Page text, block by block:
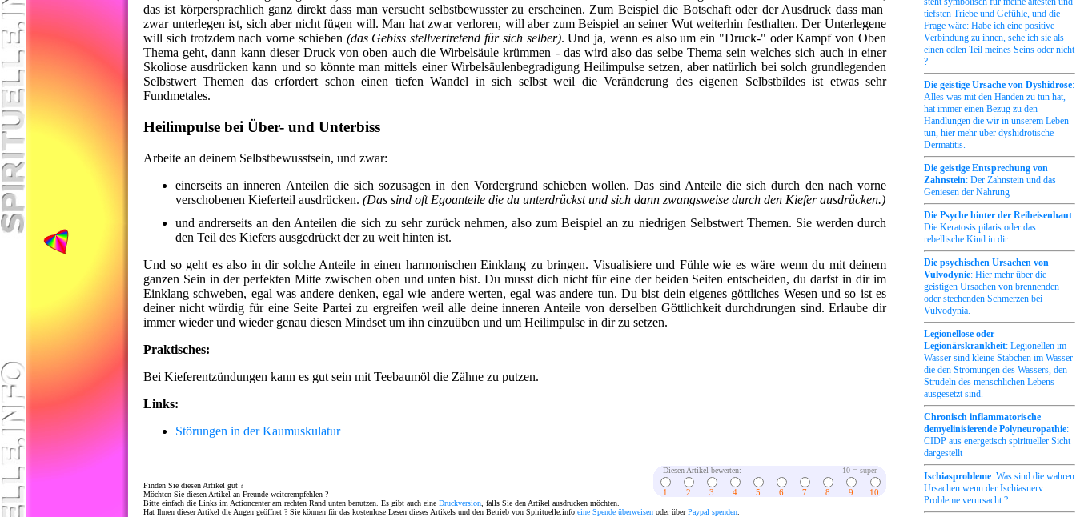
das ist körpersprachlich ganz direkt dass man versucht selbstbewusster zu erscheinen. Zum Beispiel die Botschaft oder der Ausdruck dass man
zwar unterlegen ist, sich aber nicht fügen will. Man hat zwar verloren, will aber zum Beispiel an seiner Wut weiterhin festhalten. Der Unterlegene
will sich trotzdem nach vorne schieben (das Gebiss stellvertretend für sich selber). Und ja, wenn es also um ein "Druck-" oder Kampf von Oben
Thema geht, dann kann dieser Druck von oben auch die Wirbelsäule krümmen - das wird also das selbe Thema sein welches sich auch in einer
Skoliose ausdrücken kann und so könnte man mittels einer Wirbelsäulenbegradigung Heilimpulse setzen, aber natürlich bei solch grundlegenden
Selbstwert Themen das erfordert schon einen tiefen Wandel in sich selbst weil die Veränderung des eigenen Selbstbildes ist etwas sehr
Fundmetales.
Heilimpulse bei Über- und Unterbiss
Arbeite an deinem Selbstbewusstsein, und zwar:
einerseits an inneren Anteilen die sich sozusagen in den Vordergrund schieben wollen. Das sind Anteile die sich durch den nach vorne
verschobenen Kieferteil ausdrücken. (Das sind oft Egoanteile die du unterdrückst und sich dann zwangsweise durch den Kiefer ausdrücken.)
und andrerseits an den Anteilen die sich zu sehr zurück nehmen, also zum Beispiel an zu niedrigen Selbstwert Themen. Sie werden durch
den Teil des Kiefers ausgedrückt der zu weit hinten ist.
Und so geht es also in dir solche Anteile in einen harmonischen Einklang zu bringen. Visualisiere und Fühle wie es wäre wenn du mit deinem
ganzen Sein in der perfekten Mitte zwischen oben und unten bist. Du musst dich nicht für eine der beiden Seiten entscheiden, du darfst in dir im
Einklang schweben, egal was andere denken, egal wie andere werten, egal was andere tun. Du bist dein eigenes göttliches Wesen und so ist es
deiner nicht würdig für eine Seite Partei zu ergreifen weil alle deine inneren Anteile von derselben Göttlichkeit durchdrungen sind. Erlaube dir
immer wieder und wieder genau diesen Mindset um ihn einzuüben und um Heilimpulse in dir zu setzen.
Praktisches:
Bei Kieferentzündungen kann es gut sein mit Teebaumöl die Zähne zu putzen.
Links:
Störungen in der Kaumuskulatur
Diesen Artikel bewerten: 10 = super
1 2 3 4 5 6 7 8 9 10
Finden Sie diesen Artikel gut ?
Möchten Sie diesen Artikel an Freunde weiterempfehlen ?
Bitte einfach die Links im Actioncenter am rechten Rand unten benutzen. Es gibt auch eine Druckversion , falls Sie den Artikel ausdrucken möchten.
Hat Ihnen dieser Artikel die Augen geöffnet ? Sie können für das kostenlose Lesen dieses Artikels und den Betrieb von Spirituelle.info eine Spende überweisen oder überPaypal spenden
tiefsten Triebe und Gefühle, und die
Frage wäre: Habe ich eine positive
Verbindung zu ihnen, sehe ich sie als
einen edlen Teil meines Seins oder nicht
?
Die geistige Ursache von Dyshidrose:
Alles was mit den Händen zu tun hat,
hat immer einen Bezug zu den
Handlungen die wir in unserem Leben
tun, hier mehr über dyshidrotische
Dermatitis.
Die geistige Entsprechung von
Zahnstein: Der Zahnstein und das
Geniesen der Nahrung
Die Psyche hinter der Reibeisenhaut:
Die Keratosis pilaris oder das
rebellische Kind in dir.
Die psychischen Ursachen von
Vulvodynie: Hier mehr über die
geistigen Ursachen von brennenden
oder stechenden Schmerzen bei
Vulvodynia.
Legionellose oder
Legionärskrankheit: Legionellen im
Wasser sind kleine Stäbchen im Wasser
die den Strömungen des Wassers, den
Strudeln des menschlichen Lebens
ausgesetzt sind.
Chronisch inflammatorische
demyelinisierende Polyneuropathie:
CIDP aus energetisch spiritueller Sicht
dargestellt
Ischiasprobleme: Was sind die wahren
Ursachen wenn der Ischiasnerv
Probleme verursacht ?